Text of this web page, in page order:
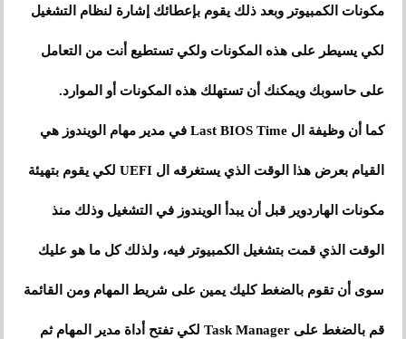
مكونات الكمبيوتر وبعد ذلك يقوم بإعطائك إشارة لنظام التشغيل
لكي يسيطر على هذه المكونات ولكي تستطيع أنت من التعامل
على حاسوبك ويمكنك أن تستهلك هذه المكونات أو الموارد.
كما أن وظيفة ال Last BIOS Time في مدير مهام الويندوز هي
القيام بعرض هذا الوقت الذي يستغرقه ال UEFI لكي يقوم بتهيئة
مكونات الهاردوير قبل أن يبدأ الويندوز في التشغيل وذلك منذ
الوقت الذي قمت بتشغيل الكمبيوتر فيه، ولذلك كل ما هو عليك
سوى أن تقوم بالضغط كليك يمين على شريط المهام ومن القائمة
قم بالضغط على Task Manager لكي تفتح أداة مدير المهام ثم